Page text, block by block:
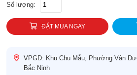
Số lượng:
ĐẶT MUA NGAY
VPGD: Khu Chu Mẫu, Phường Vân
Bắc Ninh